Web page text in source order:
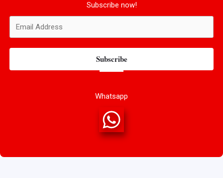
Subscribe now!
Subscribe
Whatsapp